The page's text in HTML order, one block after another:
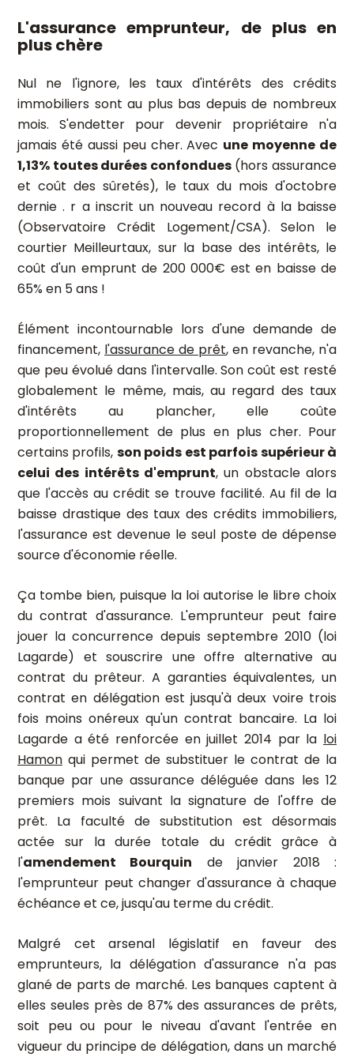
L'assurance emprunteur, de plus en
plus chère
Nul ne l'ignore, les taux d'intérêts des crédits
immobiliers sont au plus bas depuis de nombreux
mois. S'endetter pour devenir propriétaire n'a
jamais été aussi peu cher. Avec une moyenne de
1,13% toutes durées confondues(hors assurance
et coût des sûretés), le taux du mois d'octobre
dernie . r a inscrit un nouveau record à la baisse
(Observatoire Crédit Logement/CSA). Selon le
courtier Meilleurtaux, sur la base des intérêts, le
coût d'un emprunt de 200 000€ est en baisse de
65% en 5 ans !
Élément incontournable lors d'une demande de
financement, l'assurance de prêt, en revanche, n'a
que peu évolué dans l'intervalle. Son coût est resté
globalement le même, mais, au regard des taux
d'intérêts au plancher, elle coûte
proportionnellement de plus en plus cher. Pour
certains profils, son poids est parfois supérieur à
celui des intérêts d'emprunt, un obstacle alors
que l'accès au crédit se trouve facilité. Au fil de la
baisse drastique des taux des crédits immobiliers,
l'assurance est devenue le seul poste de dépense
source d'économie réelle.
Ça tombe bien, puisque la loi autorise le libre choix
du contrat d'assurance. L'emprunteur peut faire
jouer la concurrence depuis septembre 2010 (loi
Lagarde) et souscrire une offre alternative au
contrat du prêteur. A garanties équivalentes, un
contrat en délégation est jusqu'à deux voire trois
fois moins onéreux qu'un contrat bancaire. La loi
Lagarde a été renforcée en juillet 2014 par la loi
Hamon qui permet de substituer le contrat de la
banque par une assurance déléguée dans les 12
premiers mois suivant la signature de l'offre de
prêt. La faculté de substitution est désormais
actée sur la durée totale du crédit grâce à
l'amendement Bourquin de janvier 2018 :
l'emprunteur peut changer d'assurance à chaque
échéance et ce, jusqu'au terme du crédit.
Malgré cet arsenal législatif en faveur des
emprunteurs, la délégation d'assurance n'a pas
glané de parts de marché. Les banques captent à
elles seules près de 87% des assurances de prêts,
soit peu ou pour le niveau d'avant l'entrée en
vigueur du principe de délégation, dans un marché